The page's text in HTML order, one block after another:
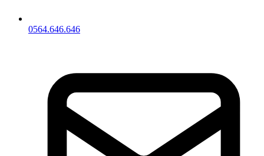
0564.646.646